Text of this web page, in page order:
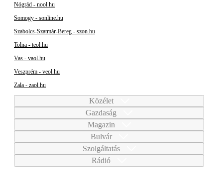
Nógrád - nool.hu
Somogy - sonline.hu
Szabolcs-Szatmár-Bereg - szon.hu
Tolna - teol.hu
Vas - vaol.hu
Veszprém - veol.hu
Zala - zaol.hu
Közélet
Gazdaság
Magazin
Bulvár
Szolgáltatás
Rádió